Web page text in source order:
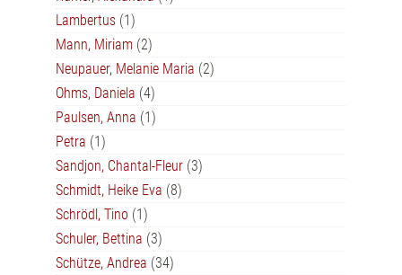
Lambertus (1)
Mann, Miriam (2)
Neupauer, Melanie Maria (2)
Ohms, Daniela (4)
Paulsen, Anna (1)
Petra (1)
Sandjon, Chantal-Fleur (3)
Schmidt, Heike Eva (8)
Schrödl, Tino (1)
Schuler, Bettina (3)
Schütze, Andrea (34)